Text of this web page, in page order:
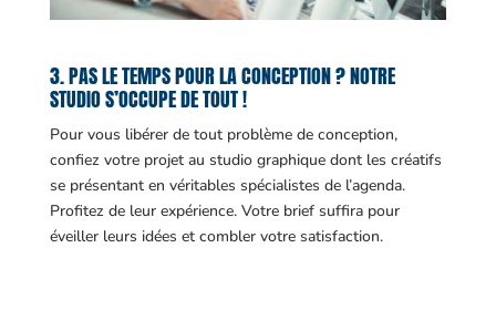
3. PAS LE TEMPS POUR LA CONCEPTION ? NOTRE
STUDIO S’OCCUPE DE TOUT !
Pour vous libérer de tout problème de conception,
confiez votre projet au studio graphique dont les créatifs
se présentant en véritables spécialistes de l’agenda.
Profitez de leur expérience. Votre brief suffira pour
éveiller leurs idées et combler votre satisfaction.